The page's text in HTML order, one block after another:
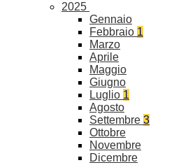
2025
Gennaio
Febbraio 1
Marzo
Aprile
Maggio
Giugno
Luglio 1
Agosto
Settembre 3
Ottobre
Novembre
Dicembre